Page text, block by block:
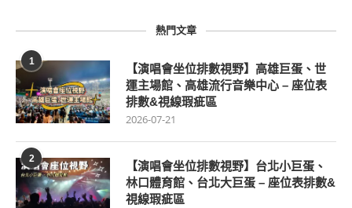
熱門文章
1
【演唱會坐位排數視野】高雄巨蛋、世
運主場館、高雄流行音樂中心 – 座位表
排數&視線瑕疵區
2026-07-21
2
【演唱會坐位排數視野】台北小巨蛋、
林口體育館、台北大巨蛋 – 座位表排數&
視線瑕疵區